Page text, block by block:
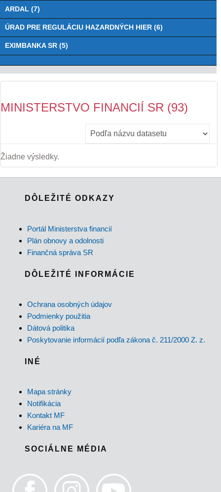
ARDAL (7)
ÚRAD PRE REGULÁCIU HAZARDNÝCH HIER (6)
EXIMBANKA SR (5)
MINISTERSTVO FINANCIÍ SR (93)
Žiadne výsledky.
DÔLEŽITÉ ODKAZY
Portál Ministerstva financií
Plán obnovy a odolnosti
Finančná správa SR
DÔLEŽITÉ INFORMÁCIE
Ochrana osobných údajov
Podmienky použitia
Dátová politika
Poskytovanie informácií podľa zákona č. 211/2000 Z. z.
INÉ
Mapa stránky
Notifikácia
Kontakt MF
Kariéra na MF
SOCIÁLNE MÉDIA